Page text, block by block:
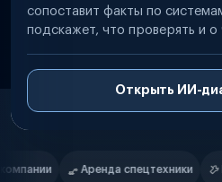
сопоставит факты по
подскажет, что проверять и
Открыть ИИ-
Нам доверяют
Ремонт спецтехники Ритейл-
Маркетплейсы